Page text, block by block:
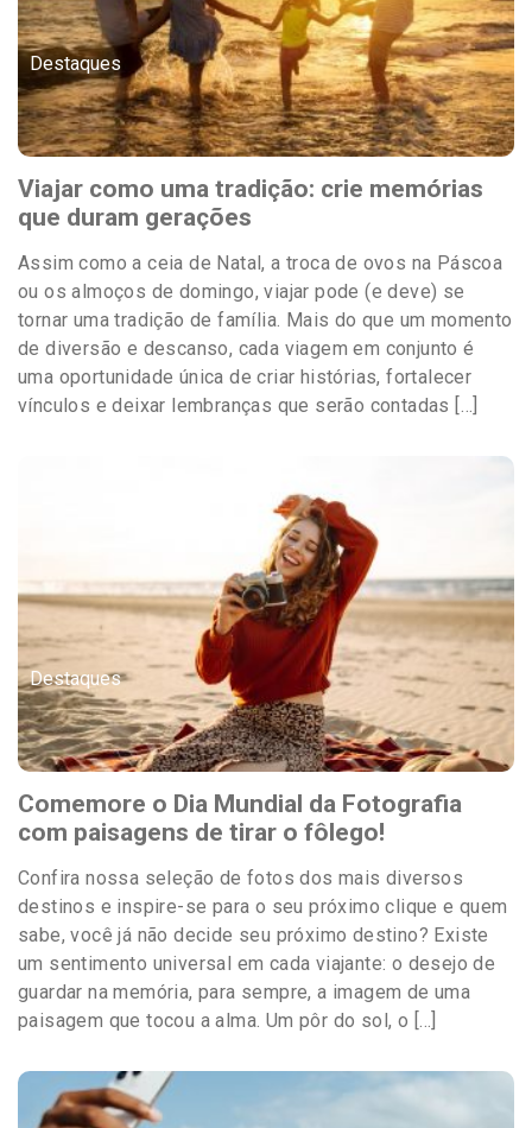
Destaques
Viajar como uma tradição: crie memórias
que duram gerações
Assim como a ceia de Natal, a troca de ovos na Páscoa
ou os almoços de domingo, viajar pode (e deve) se
tornar uma tradição de família. Mais do que um momento
de diversão e descanso, cada viagem em conjunto é
uma oportunidade única de criar histórias, fortalecer
vínculos e deixar lembranças que serão contadas […]
Destaques
Comemore o Dia Mundial da Fotografia
com paisagens de tirar o fôlego!
Confira nossa seleção de fotos dos mais diversos
destinos e inspire-se para o seu próximo clique e quem
sabe, você já não decide seu próximo destino? Existe
um sentimento universal em cada viajante: o desejo de
guardar na memória, para sempre, a imagem de uma
paisagem que tocou a alma. Um pôr do sol, o […]